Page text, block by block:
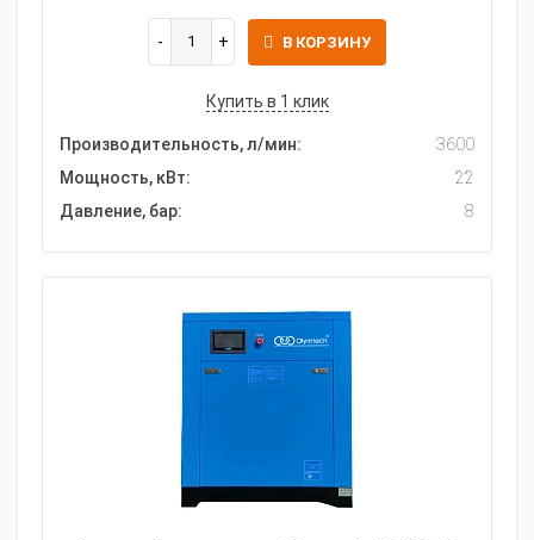
В КОРЗИНУ
Купить в 1 клик
Производительность, л/мин:
3600
Мощность, кВт:
22
Давление, бар:
8